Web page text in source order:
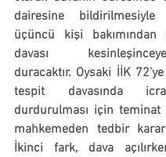
dairesine bildirilmesiyle
üçüncü kişi
davası
duracaktır. Oysaki İİK
tespit davasında
durdurulması için teminat
mahkemeden tedbir kararı
İkinci fark, dava